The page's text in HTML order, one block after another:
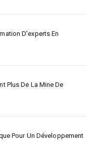
D’experts En
Plus De La Mine De
Pour Un Développement